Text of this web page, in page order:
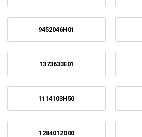
9452046H01
1373633E01
1114103H50
1284012D00